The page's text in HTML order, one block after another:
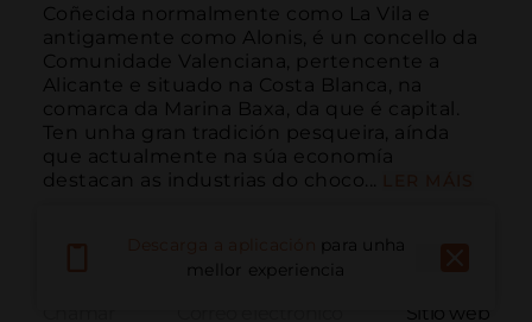
Coñecida normalmente como La Vila e
antigamente como Alonis, é un concello da
Comunidade Valenciana, pertencente a
Alicante e situado na Costa Blanca, na
comarca da Marina Baxa, da que é capital.
Ten unha gran tradición pesqueira, aínda
que actualmente na súa economía
destacan as industrias do choco...
Sitio web
para unha
mellor experiencia